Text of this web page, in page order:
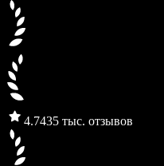
4.7435 тыс. отзывов